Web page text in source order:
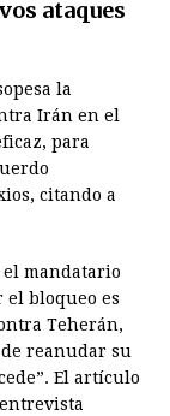
ataques
la
Irán en el
para
citando a
el mandatario
el bloqueo es
Teherán,
reanudar su
El artículo